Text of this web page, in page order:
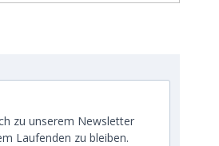
zu unserem Newsletter
Laufenden zu bleiben.